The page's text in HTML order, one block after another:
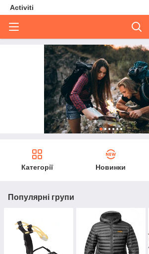
Activiti
Категорії Новинки
Популярні групи